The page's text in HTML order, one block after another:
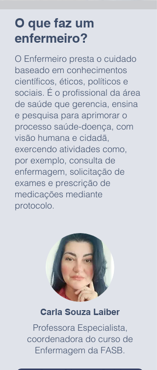
O que faz um
enfermeiro?
O Enfermeiro presta o cuidado
baseado em conhecimentos
científicos, éticos, políticos e
sociais. É o profissional da área
de saúde que gerencia, ensina
e pesquisa para aprimorar o
processo saúde-doença, com
visão humana e cidadã,
exercendo atividades como,
por exemplo, consulta de
enfermagem, solicitação de
exames e prescrição de
medicações mediante
protocolo.
Carla Souza Laiber
Professora Especialista,
coordenadora do curso de
Enfermagem da FASB.